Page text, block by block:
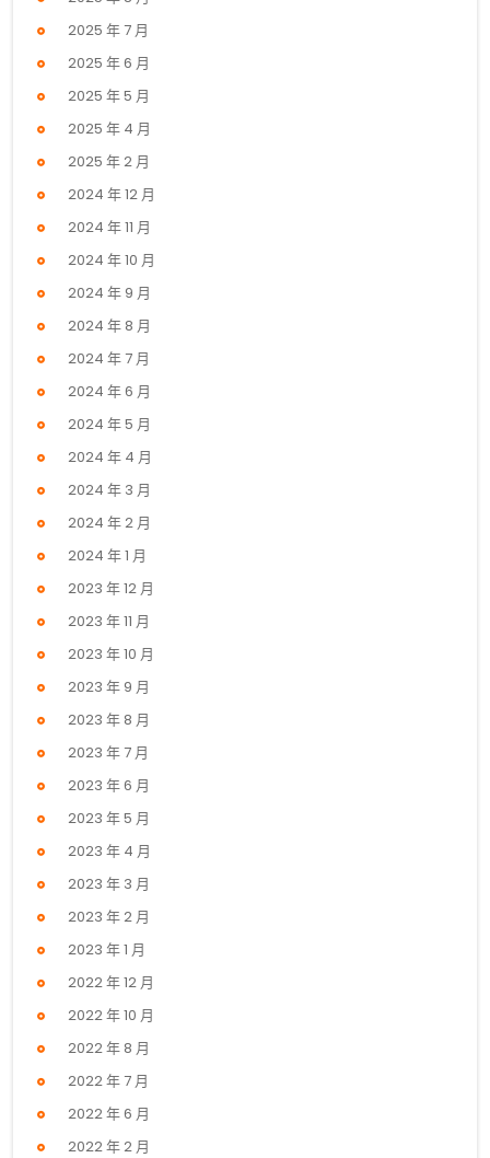
2025 年 7 月
2025 年 6 月
2025 年 5 月
2025 年 4 月
2025 年 2 月
2024 年 12 月
2024 年 11 月
2024 年 10 月
2024 年 9 月
2024 年 8 月
2024 年 7 月
2024 年 6 月
2024 年 5 月
2024 年 4 月
2024 年 3 月
2024 年 2 月
2024 年 1 月
2023 年 12 月
2023 年 11 月
2023 年 10 月
2023 年 9 月
2023 年 8 月
2023 年 7 月
2023 年 6 月
2023 年 5 月
2023 年 4 月
2023 年 3 月
2023 年 2 月
2023 年 1 月
2022 年 12 月
2022 年 10 月
2022 年 8 月
2022 年 7 月
2022 年 6 月
2022 年 2 月